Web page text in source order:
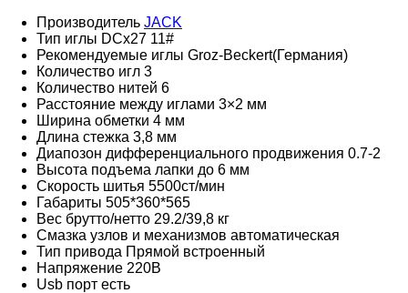
Производитель JACK
Тип иглы DCx27 11#
Рекомендуемые иглы Groz-Beckert(Германия)
Количество игл 3
Количество нитей 6
Расстояние между иглами 3×2 мм
Ширина обметки 4 мм
Длина стежка 3,8 мм
Диапозон дифференциального продвижения 0.7-2
Высота подъема лапки до 6 мм
Скорость шитья 5500ст/мин
Габариты 505*360*565
Вес брутто/нетто 29.2/39,8 кг
Смазка узлов и механизмов автоматическая
Тип привода Прямой встроенный
Напряжение 220В
Usb порт есть